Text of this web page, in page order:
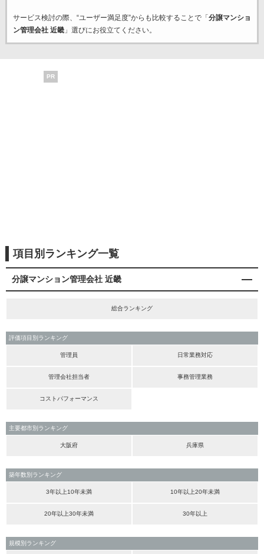
サービス検討の際、“ユーザー満足度”からも比較することで「 分譲マンショ
ン管理会社 近畿」選びにお役立てください。
PR
項目別ランキング一覧
分譲マンション管理会社 近畿
総合ランキング
評価項目別ランキング
管理員 日常業務対応
管理会社担当者 事務管理業務
コストパフォーマンス
主要都市別ランキング
大阪府 兵庫県
築年数別ランキング
3年以上10年未満 10年以上20年未満
20年以上30年未満 30年以上
規模別ランキング